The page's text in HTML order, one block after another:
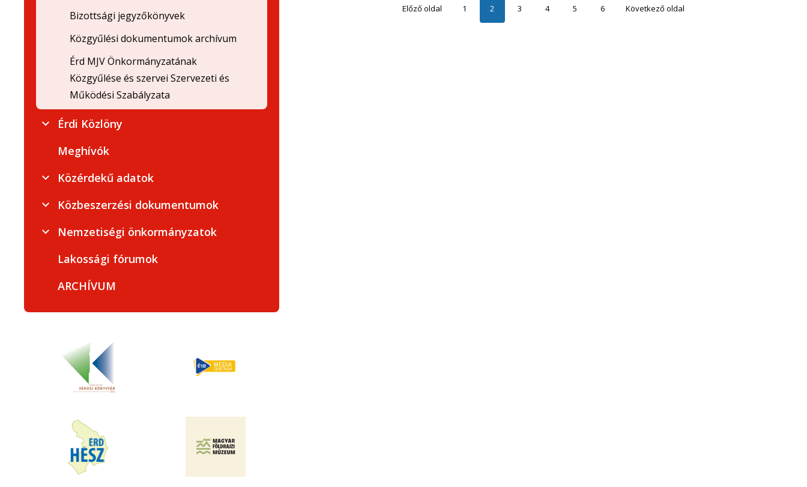
Előző oldal 1 2 3 4 5 6 Következő oldal
Bizottsági jegyzőkönyvek
Közgyűlési dokumentumok archívum
Érd MJV Önkormányzatának
Közgyűlése és szervei Szervezeti és
Működési Szabályzata
Érdi Közlöny
Meghívók
Közérdekű adatok
Közbeszerzési dokumentumok
Nemzetiségi önkormányzatok
Lakossági fórumok
ARCHÍVUM